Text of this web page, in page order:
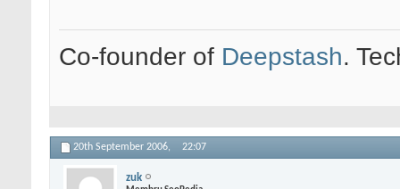
Co-founder of Deepstash.
20th September 2006, 22:07
zuk